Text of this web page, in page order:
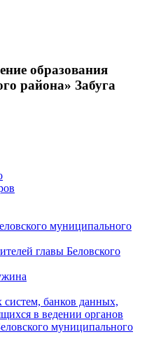
образования
района» Забуга
муниципального
главы Беловского
банков данных,
в ведении органов
муниципального